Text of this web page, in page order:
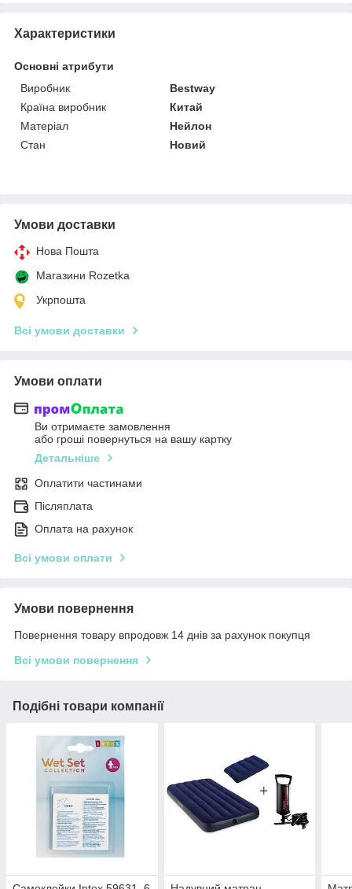
Характеристики
Основні атрибути
Виробник
Bestway
Країна виробник
Китай
Матеріал
Нейлон
Стан
Новий
Умови доставки
Нова Пошта
Магазини Rozetka
Укрпошта
Всі умови доставки
Умови оплати
Ви отримаєте замовлення
або гроші повернуться на вашу картку
Детальніше
Оплатити частинами
Післяплата
Оплата на рахунок
Всі умови оплати
Умови повернення
Повернення товару впродовж 14 днів за рахунок покупця
Всі умови повернення
Подібні товари компанії